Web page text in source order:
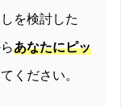
を検討した
あなたにピッ
ください。